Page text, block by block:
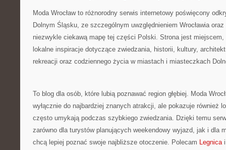
Moda Wrocław to różnorodny serwis internetowy poświęcony
Dolnym Śląsku, ze szczególnym uwzględnieniem Wrocławia
niezwykle ciekawą mapę tej części Polski. Strona jest
lokalne inspiracje dotyczące zwiedzania, historii, kultury,
rekreacji oraz codziennego życia w miastach i miasteczkach
To blog dla osób, które lubią poznawać region głębiej. Moda
wyłącznie do najbardziej znanych atrakcji, ale pokazuje również
często umykają podczas szybkiego zwiedzania. Dzięki temu
zarówno dla turystów planujących weekendowy wyjazd, jak i dla
chcą lepiej poznać swoje najbliższe otoczenie. Polecam Legnicai